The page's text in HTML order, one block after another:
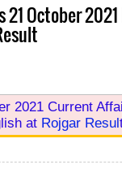
October
2021 Current
at Rojgar Resul